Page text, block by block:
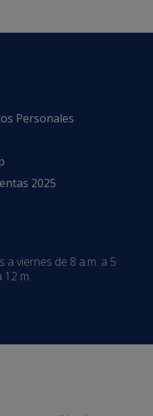
Personales
2025
a viernes de 8 a.m. a 5
12 m.